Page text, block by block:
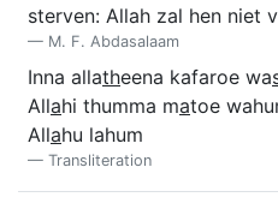
sterven: Allah zal hen niet
M. F. Abdasalaam
Inna allatheena kafaroe wa
Allahi thumma matoe
Allahu lahum
Transliteration